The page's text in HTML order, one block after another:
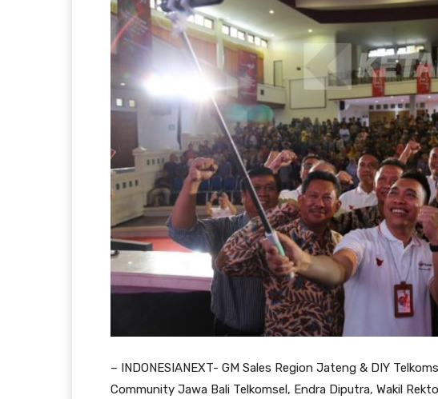
– INDONESIANEXT- GM Sales Region Jateng & DIY
Community Jawa Bali Telkomsel, Endra Diputra, Wakil